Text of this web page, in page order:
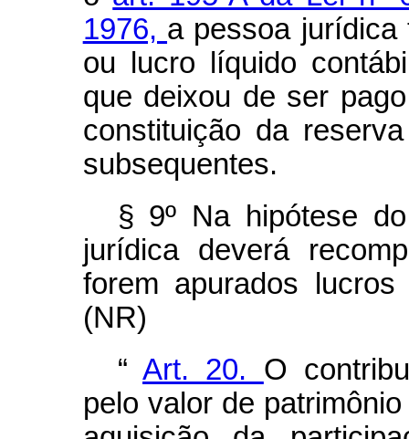
1976, a pessoa jurídica
ou lucro líquido
que deixou de ser
constituição da
subsequentes.
§ 9º Na hipótese
jurídica deverá
forem apurados lucros
(NR)
“Art. 20. O
pelo valor de